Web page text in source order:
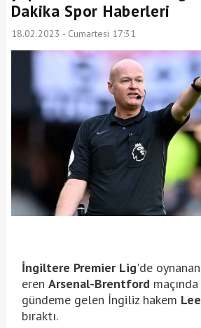
Dakika Spor Haberleri
18.02.2023 - Cumartesi 17:31
İngiltere Premier Lig'de
eren Arsenal-Brentfordmaçında
gündeme gelen İngiliz hakem
bıraktı.